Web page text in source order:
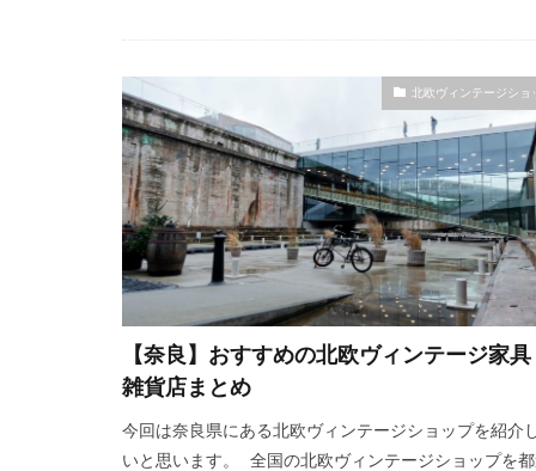
北欧ヴィンテージショ
【奈良】おすすめの北欧ヴィンテージ家
雑貨店まとめ
今回は奈良県にある北欧ヴィンテージショップを紹介
いと思います。 全国の北欧ヴィンテージショップを